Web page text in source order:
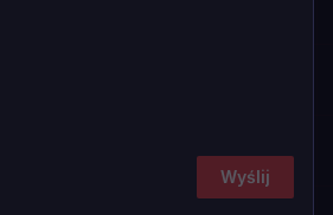
Wyślij